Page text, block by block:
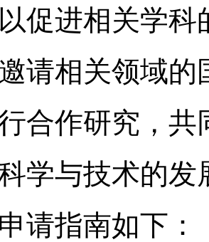
促进相关学
请相关领域
合作研究，
学与技术的发
请指南如下：